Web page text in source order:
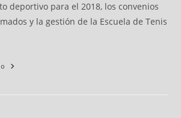
deportivo para el 2018, los convenios
y la gestión de la Escuela de Tenis